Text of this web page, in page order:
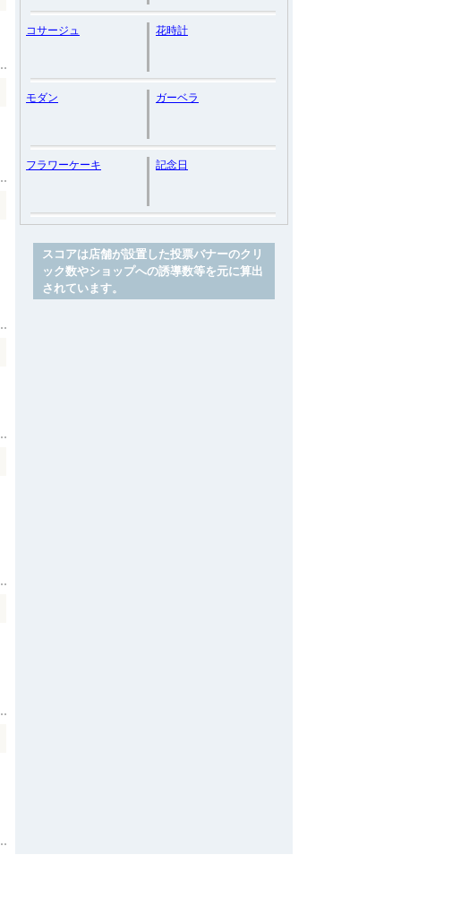
コサージュ 花時計
モダン ガーベラ
フラワーケーキ 記念日
スコアは店舗が設置した投票バナーのクリ
ック数やショップへの誘導数等を元に算出
されています。